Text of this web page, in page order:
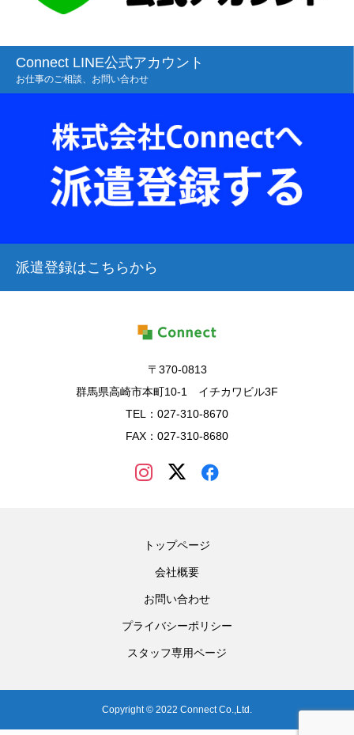
Connect LINE公式アカウント
お仕事のご相談、お問い合わせ
派遣登録はこちらから
〒370-0813
群馬県高崎市本町10-1 イチカワビル3F
TEL：027-310-8670
FAX：027-310-8680
トップページ
会社概要
お問い合わせ
プライバシーポリシー
スタッフ専用ページ
Copyright © 2022 Connect Co.,Ltd.